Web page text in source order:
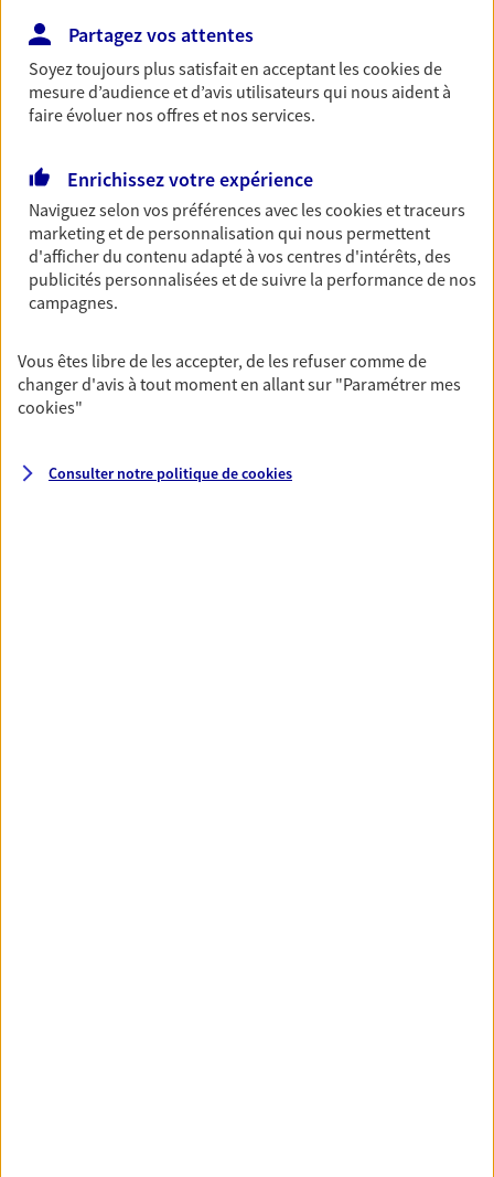
Denis Didier
Conseiller AXA Epargne et Protection
06 83 59 92 38
NOUS CONTACTER
Partagez vos attentes
Soyez toujours plus satisfait en acceptant lescookiesde
mesure d’audience et d’avis utilisateurs qui nous aident à
faire évoluer nos offres et nos services.
Enrichissez votre expérience
Naviguez selon vos préférences avec lescookies et traceurs
marketing et de personnalisation qui nous permettent
d'afficher du contenu adapté à vos centres d'intérêts, des
publicités personnalisées et de suivre la performance de nos
campagnes.
Vous êtes libre de les accepter, de les refuser comme de
changer d'avis à tout moment en allant sur "Paramétrer mes
cookies"
Consulter notre politique decookies